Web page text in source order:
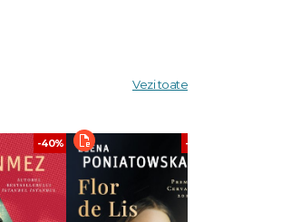
Vezi toate
-40% -40%